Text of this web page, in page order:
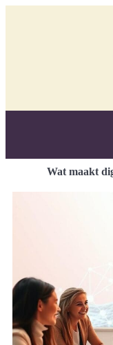
Wat maakt